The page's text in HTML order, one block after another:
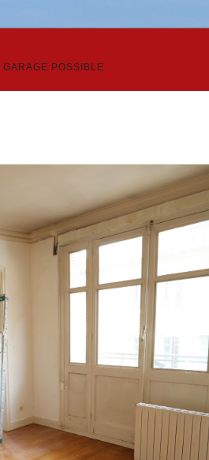
POSSIBLE